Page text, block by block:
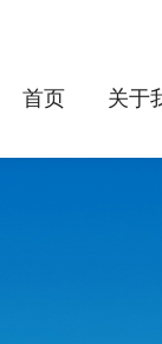
首页 关于